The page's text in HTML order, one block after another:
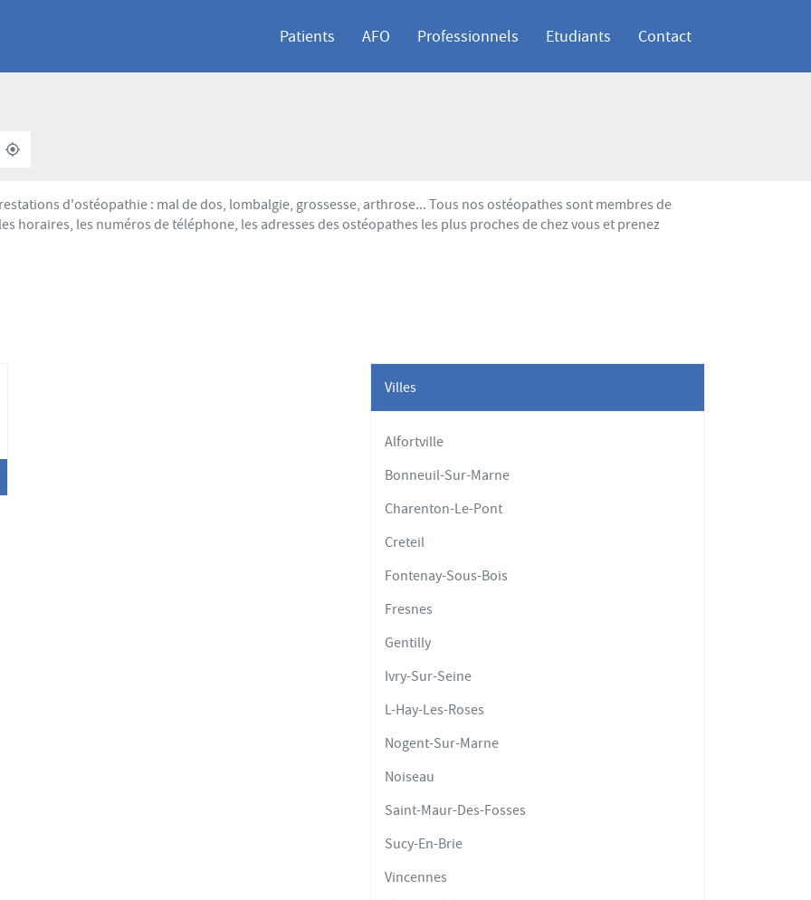
Patients AFO Professionnels Etudiants Contact
À
,
POINT
DE
VENTE
d'ostéopathie : mal de dos, lombalgie, grossesse, arthrose... Tous nos ostéopathes sont membres de
horaires, les numéros de téléphone, les adresses des ostéopathes les plus proches de chez vous et prenez
Villes
Alfortville
Bonneuil-Sur-Marne
Charenton-Le-Pont
Creteil
Fontenay-Sous-Bois
Fresnes
Gentilly
Ivry-Sur-Seine
L-Hay-Les-Roses
Nogent-Sur-Marne
Noiseau
Saint-Maur-Des-Fosses
Sucy-En-Brie
Vincennes